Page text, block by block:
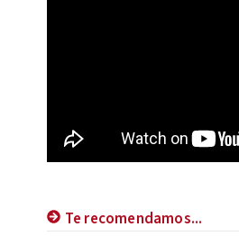
Te recomendamos...